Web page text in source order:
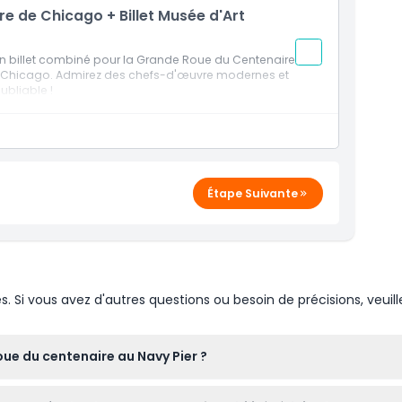
de Chicago + Billet Musée d'Art
billet combiné pour la Grande Roue du Centenaire
Admirez des chefs-d'œuvre modernes et
!
Étape Suivante
Si vous avez d'autres questions ou besoin de précisions,
du centenaire au Navy Pier ?